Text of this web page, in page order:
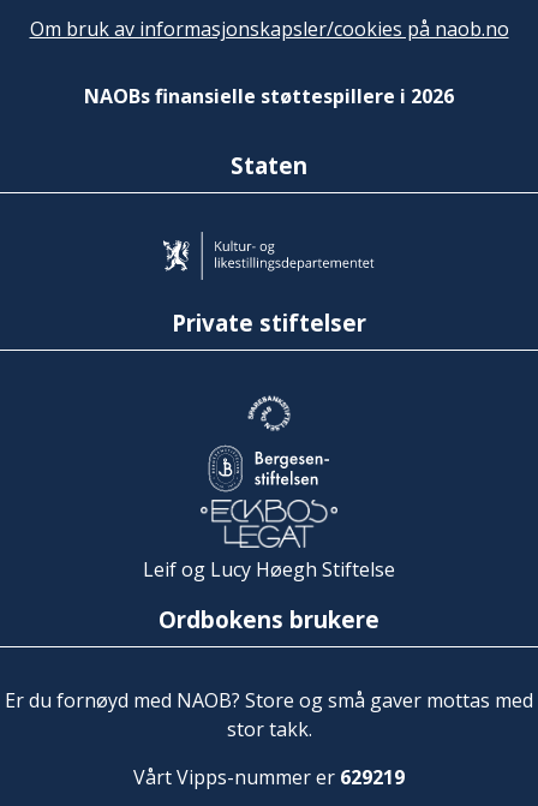
Om bruk av informasjonskapsler/cookies på naob.no
NAOBs finansielle støttespillere i 2026
Staten
Private stiftelser
Leif og Lucy Høegh Stiftelse
Ordbokens brukere
Er du fornøyd med NAOB? Store og små gaver mottas med
stor takk.
Vårt Vipps-nummer er 629219